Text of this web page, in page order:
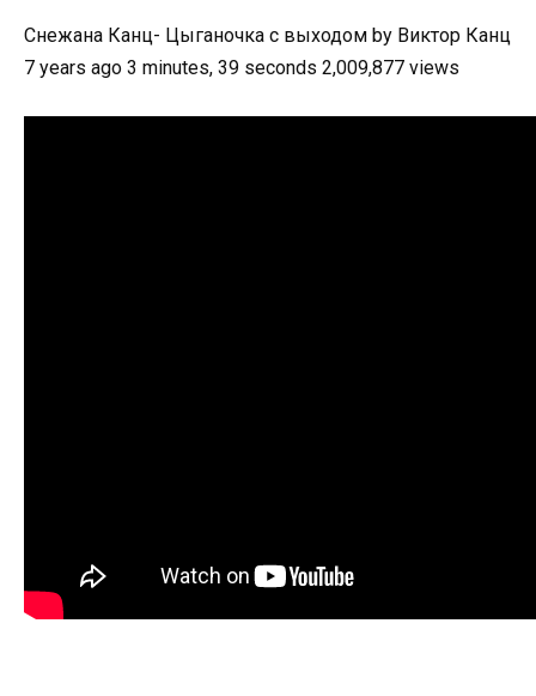
Снежана Канц- Цыганочка с выходом by Виктор Канц
7 years ago 3 minutes, 39 seconds 2,009,877 views